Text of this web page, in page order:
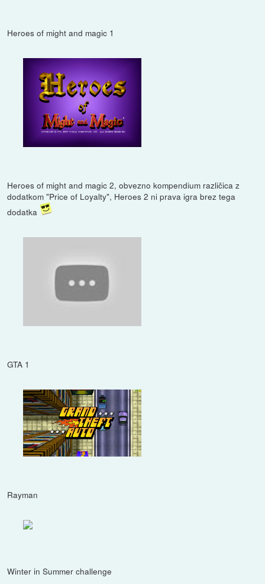
Heroes of might and magic 1
Heroes of might and magic 2, obvezno kompendium različica z
dodatkom "Price of Loyalty", Heroes 2 ni prava igra brez tega
dodatka
GTA 1
Rayman
Winter in Summer challenge